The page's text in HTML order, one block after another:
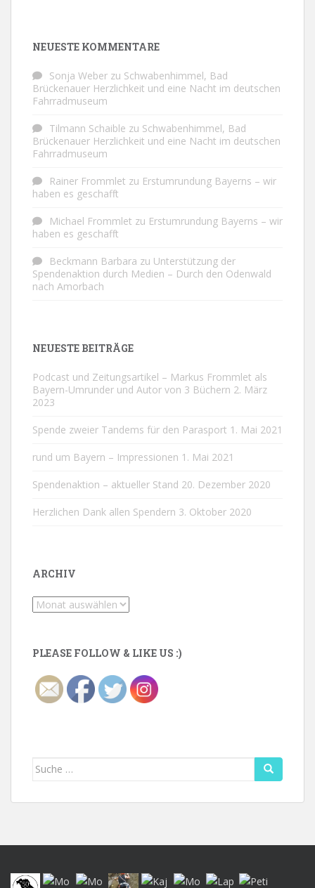
NEUESTE KOMMENTARE
Sonja Weber zu Schwabenhimmel, Bad
Brückenauer Herzlichkeit und eine Nacht im deutschen
Fahrradmuseum
Tilmann Schaible zu Schwabenhimmel, Bad
Brückenauer Herzlichkeit und eine Nacht im deutschen
Fahrradmuseum
Rainer Frommlet zu Erstumrundung Bayerns – wir
haben es geschafft
Michael Frommlet zu Erstumrundung Bayerns – wir
haben es geschafft
Beckmann Barbara zu Unterstützung der
Spendenaktion durch Medien – Durch den Odenwald
nach Amorbach
NEUESTE BEITRÄGE
Podcast und Zeitungsartikel – Markus Frommlet als
Bayern-Umrunder und Autor von 3 Büchern 2. März
2023
Spende zweier Tandems für den Parasport 1. Mai 2021
rund um Bayern – Impressionen 1. Mai 2021
Spendenaktion – aktueller Stand 20. Dezember 2020
Herzlichen Dank allen Spendern 3. Oktober 2020
ARCHIV
Archiv
PLEASE FOLLOW & LIKE US :)
Suche